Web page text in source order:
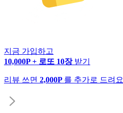
지금 가입하고
10,000P + 로또 10장 받기
리뷰 쓰면 2,000P 를 추가로 드려요